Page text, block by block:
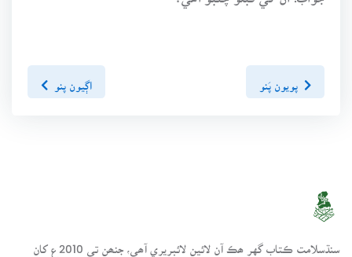
پويون پَنو اڳيون پنو
سنڌسلامت ڪتاب گهر ھڪ آن لائين لائبريري آھي، جنھن تي 2010ع کان